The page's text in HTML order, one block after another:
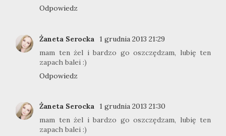
Odpowiedz
Żaneta Serocka
1 grudnia 2013 21:29
mam ten żel i bardzo go oszczędzam, lubię ten
zapach balei :)
Odpowiedz
Żaneta Serocka
1 grudnia 2013 21:30
mam ten żel i bardzo go oszczędzam, lubię ten
zapach balei :)